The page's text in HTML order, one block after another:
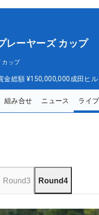
レーヤーズ カップ
カップ
金総額 ¥150,000,000成田ヒ
組み合せ ニュース ライ
Round3 Round4